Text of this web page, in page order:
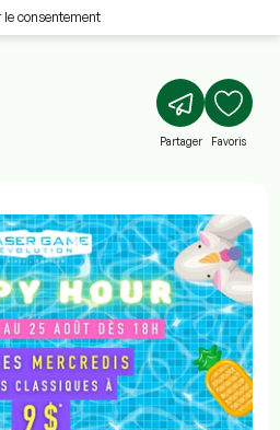
le consentement
Partager Favoris